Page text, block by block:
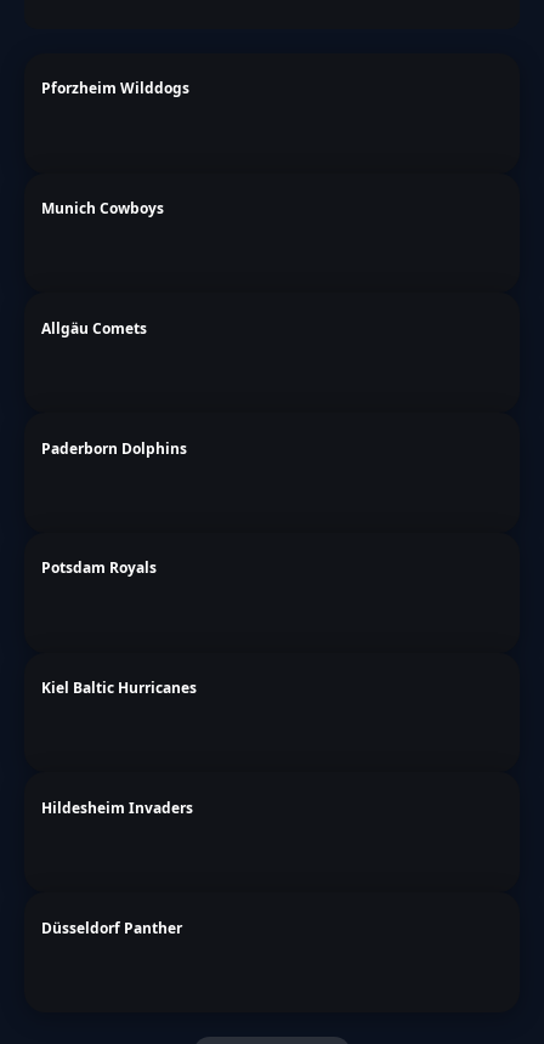
Pforzheim Wilddogs
Munich Cowboys
Allgäu Comets
Paderborn Dolphins
Potsdam Royals
Kiel Baltic Hurricanes
Hildesheim Invaders
Düsseldorf Panther